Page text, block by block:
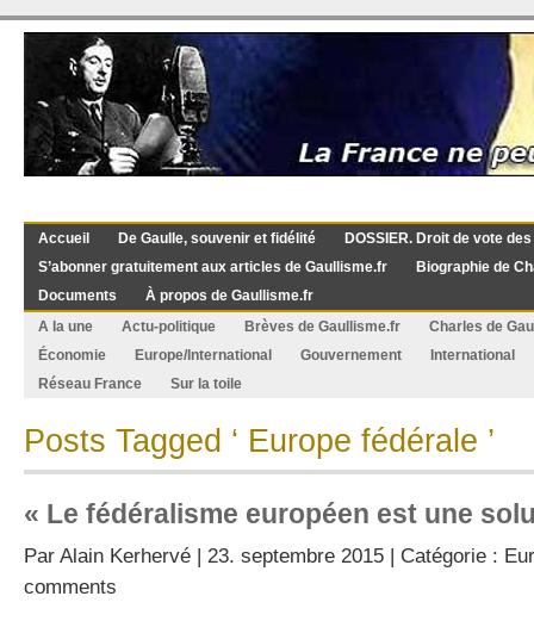
Accueil De Gaulle, souvenir et fidélité
DOSSIER. Droit de vote
S’abonner gratuitement aux articles de Gaullisme.fr
Biographie de
Documents
À propos de Gaullisme.fr
A la une
Actu-politique Brèves de Gaullisme.fr
Charles de
Économie
Europe/International Gouvernement
International
Réseau France
Sur la toile
Posts Tagged ‘ Europe fédérale ’
« Le fédéralisme européen est une
Par Alain Kerhervé | 23. septembre 2015 | Catégorie :
comments